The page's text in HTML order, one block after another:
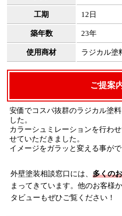
工期 12日
築年数 23年
使用商材 ラジカル塗
ご提案
安価でコスパ抜群のラジカル塗
した。
カラーシュミレーションを行わ
せていただきました。
イメージをガラッと変える事がで
外壁塗装相談窓口には、 多くの
まってきています。他のお客様
タビューもぜひご覧ください！